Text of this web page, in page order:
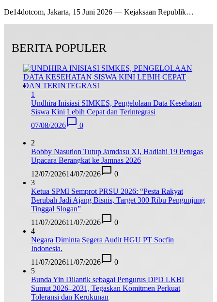
De14dotcom, Jakarta, 15 Juni 2026 — Kejaksaan Republik…
BERITA POPULER
1
Undhira Inisiasi SIMKES, Pengelolaan Data Kesehatan
Siswa Kini Lebih Cepat dan Terintegrasi
07/08/2026
0
2
Bobby Nasution Tutup Jamdasu XI, Hadiahi 19 Petugas
Upacara Berangkat ke Jamnas 2026
12/07/202614/07/2026
0
3
Ketua SPMI Semprot PRSU 2026: “Pesta Rakyat
Berubah Jadi Ajang Bisnis, Target 300 Ribu Pengunjung
Tinggal Slogan”
11/07/202611/07/2026
0
4
Negara Diminta Segera Audit HGU PT Socfin
Indonesia.
11/07/202611/07/2026
0
5
Bunda Yin Dilantik sebagai Pengurus DPD LKBI
Sumut 2026–2031, Tegaskan Komitmen Perkuat
Toleransi dan Kerukunan